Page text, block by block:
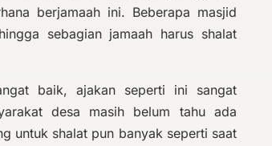
berjamaah ini. Beberapa masjid
sebagian jamaah harus shalat
baik, ajakan seperti ini sangat
desa masih belum tahu ada
untuk shalat pun banyak seperti saat